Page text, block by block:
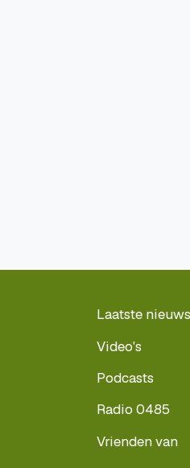
Laatste nieuws
Video's
Podcasts
Radio 0485
Vrienden van